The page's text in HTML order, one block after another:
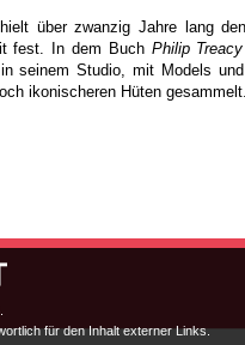
über zwanzig Jahre lang
fest. In dem Buch Philip
seinem Studio, mit Models
ikonischeren Hüten gesammelt.
für den Inhalt externer Links.